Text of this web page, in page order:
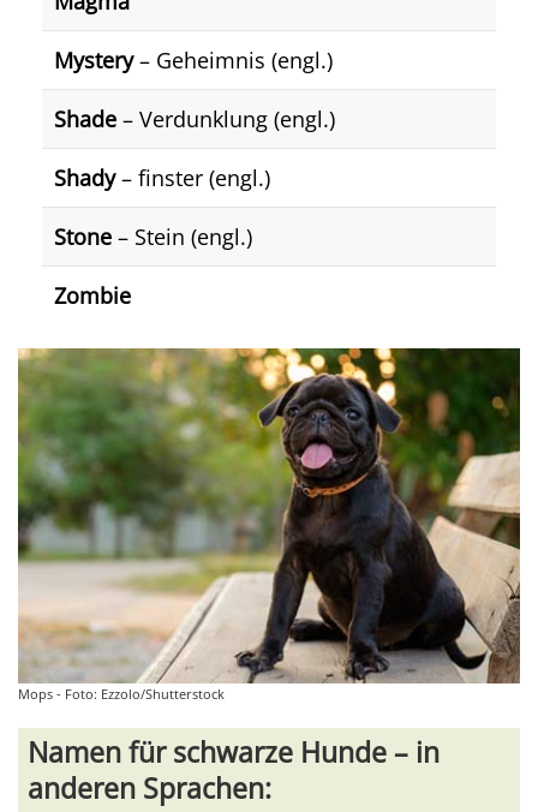
Mystery– Geheimnis (engl.)
Shade – Verdunklung (engl.)
Shady– finster (engl.)
Stone – Stein (engl.)
Zombie
Mops - Foto: Ezzolo/Shutterstock
Namen für schwarze Hunde – in
anderen Sprachen: